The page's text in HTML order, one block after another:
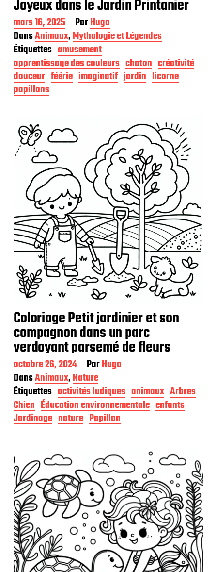
Joyeux dans le Jardin Printanier
D
a
t
e
d
e
p
u
b
i
mars 16, 2025 ParHugo
DansAnimaux,Mythologie et Légendes
Étiquettes amusement
apprentissage des couleurs chaton créativité
douceur féérie imaginatif jardin licorne
papillons
Coloriage Petit jardinier et son
compagnon dans un parc
verdoyant parsemé de fleurs
D
a
t
e
d
e
p
b
i
c
a
t
i
o
n
octobre 26, 2024 ParHugo
DansAnimaux,Nature
Étiquettes activités ludiques animaux Arbres
Chien Éducation environnementale enfants
Jardinage nature Papillon